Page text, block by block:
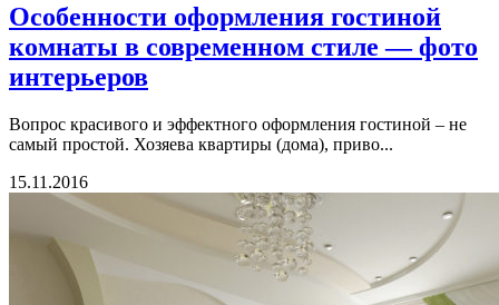
Особенности оформления гостиной
комнаты в современном стиле — фото
интерьеров
Вопрос красивого и эффектного оформления гостиной – не
самый простой. Хозяева квартиры (дома), приво...
15.11.2016